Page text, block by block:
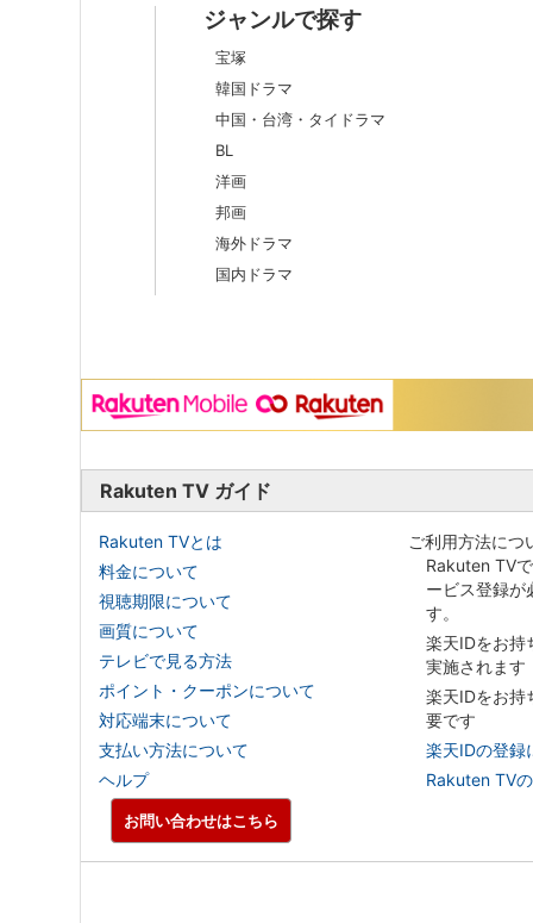
ジャンルで探す
宝塚
韓国ドラマ
中国・台湾・タイドラマ
BL
洋画
邦画
海外ドラマ
国内ドラマ
Rakuten TV ガイド
Rakuten TVとは
料金について
視聴期限について
画質について
テレビで見る方法
ポイント・クーポンについて
対応端末について
支払い方法について
ヘルプ
ご利用方法につ
Rakuten TV
ービス登録が
す。
楽天IDをお
実施されます
楽天IDをお
要です
楽天IDの登録
Rakuten TV
お問い合わせはこちら